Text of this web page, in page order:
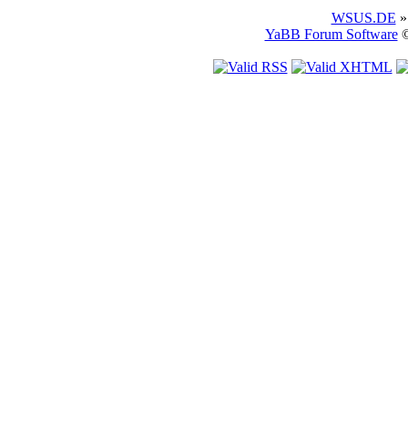
WSUS.DE
YaBB Forum Software©